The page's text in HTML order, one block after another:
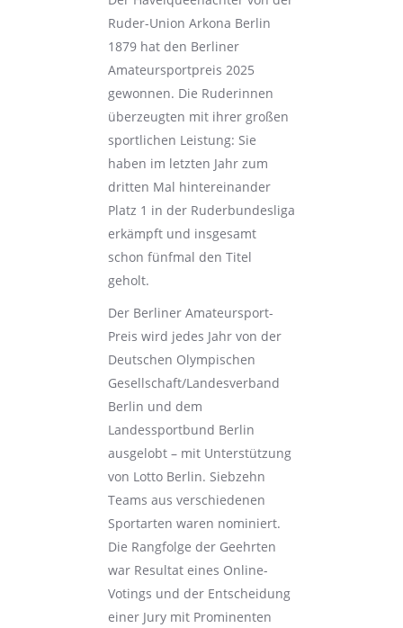
Ruder-Union Arkona Berlin
1879 hat den Berliner
Amateursportpreis 2025
gewonnen. Die Ruderinnen
überzeugten mit ihrer großen
sportlichen Leistung: Sie
haben im letzten Jahr zum
dritten Mal hintereinander
Platz 1 in der Ruderbundesliga
erkämpft und insgesamt
schon fünfmal den Titel
geholt.
Der Berliner Amateursport-
Preis wird jedes Jahr von der
Deutschen Olympischen
Gesellschaft/Landesverband
Berlin und dem
Landessportbund Berlin
ausgelobt – mit Unterstützung
von Lotto Berlin. Siebzehn
Teams aus verschiedenen
Sportarten waren nominiert.
Die Rangfolge der Geehrten
war Resultat eines Online-
Votings und der Entscheidung
einer Jury mit Prominenten